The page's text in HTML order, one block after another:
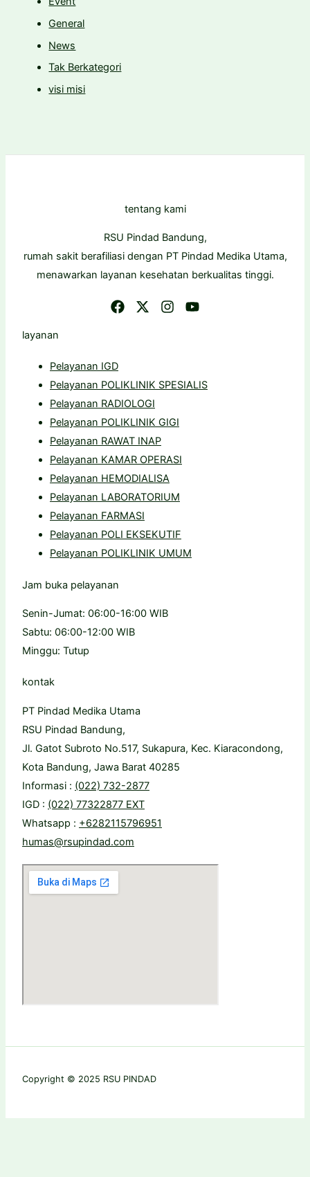
General
News
Tak Berkategori
visi misi
tentang kami
RSU Pindad Bandung,
rumah sakit berafiliasi dengan PT Pindad Medika Utama,
menawarkan layanan kesehatan berkualitas tinggi.
layanan
Pelayanan IGD
Pelayanan POLIKLINIK SPESIALIS
Pelayanan RADIOLOGI
Pelayanan POLIKLINIK GIGI
Pelayanan RAWAT INAP
Pelayanan KAMAR OPERASI
Pelayanan HEMODIALISA
Pelayanan LABORATORIUM
Pelayanan FARMASI
Pelayanan POLI EKSEKUTIF
Pelayanan POLIKLINIK UMUM
Jam buka pelayanan
Senin-Jumat: 06:00-16:00 WIB
Sabtu: 06:00-12:00 WIB
Minggu: Tutup
kontak
PT Pindad Medika Utama
RSU Pindad Bandung,
Jl. Gatot Subroto No.517, Sukapura, Kec. Kiaracondong,
Kota Bandung, Jawa Barat 40285
Informasi : (022) 732-2877
IGD : (022) 77322877 EXT
Whatsapp : +6282115796951
humas@rsupindad.com
Copyright © 2025 RSU PINDAD